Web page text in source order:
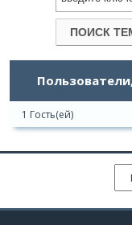
1 Гость(ей)